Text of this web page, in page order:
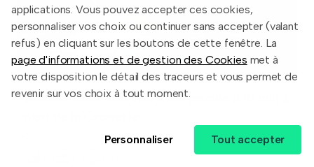
Cannes Montrose villa avec piscine à 10 min à
applications. Vous pouvez accepter ces cookies,
personnaliser vos choix ou continuer sans accepter (valant
refus) en cliquant sur les boutons de cette fenêtre. La
page d'informations et de gestion des Cookies met à
votre disposition le détail des traceurs et vous permet de
revenir sur vos choix à tout moment.
Personnaliser Tout accepter